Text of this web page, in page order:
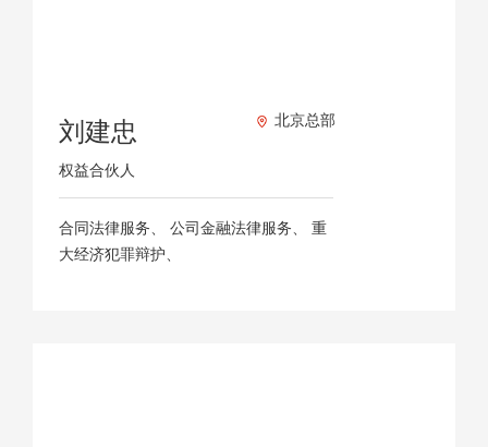
刘建忠
权益合伙人
北京总部
合同法律服务、 公司金融法律服务、 重
大经济犯罪辩护、